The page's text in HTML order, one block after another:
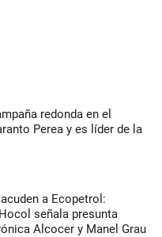
redonda en el
Perea y es líder de la
a Ecopetrol:
señala presunta
Alcocer y Manel Grau